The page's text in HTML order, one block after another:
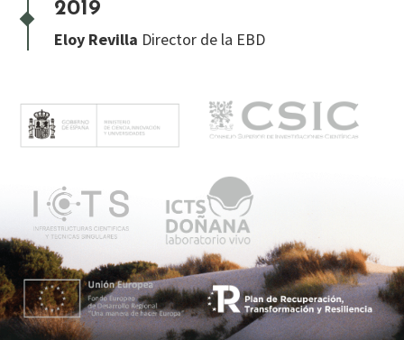
2019
Eloy Revilla Director de la EBD
e
n
ú
p
r
i
n
c